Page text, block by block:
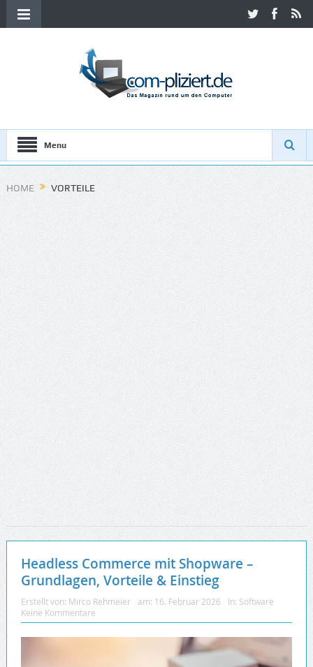
Menu
HOME VORTEILE
Headless Commerce mit Shopware –
Grundlagen, Vorteile & Einstieg
Erstellt von: Mirco Rehmeier am: 16. Februar 2026 In: Software
Keine Kommentare